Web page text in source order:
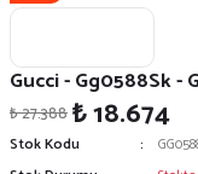
Gucci - Gg0588Sk -
₺ 27.388₺ 18.674
Stok Kodu